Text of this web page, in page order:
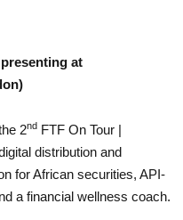
at
2nd FTF On Tour |
distribution and
for African securities, API-
a financial wellness coach.